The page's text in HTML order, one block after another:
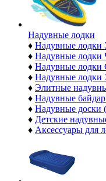
Надувные лодки
♦ Надувные лодки
♦ Надувные лодки
♦ Надувные лодки
♦ Надувные лодки
♦ Элитные
♦ Надувные
♦ Надувные доски
♦ Детские
♦ Аксессуары для